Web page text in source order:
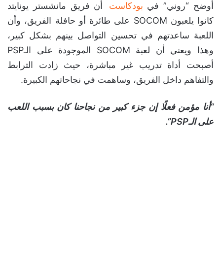
أوضح “روني” في بودكاست
أن فريق مانشستر يونايتد
كانوا يلعبون SOCOM على طائرة أو حافلة الفريق، وأن
اللعبة ساعدتهم في تحسين التواصل بينهم بشكل كبير،
وهذا ويعني أن لعبة SOCOM الموجودة على الـPSP
أصبحت أداة تدريب غير مباشرة، حيث زادت الترابط
والتفاهم داخل الفريق، وساهمت في نجاحاتهم الكبيرة.
“أنا مؤمن فعلًا إن جزء كبير من نجاحنا كان بسبب اللعب
على الـPSP”.